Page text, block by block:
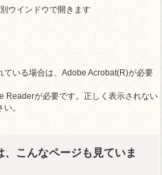
ウインドウで開きます
いる場合は、Adobe Acrobat(R)が必要
Readerが必要です。正しく表示されない
。
こんなページも見ていま